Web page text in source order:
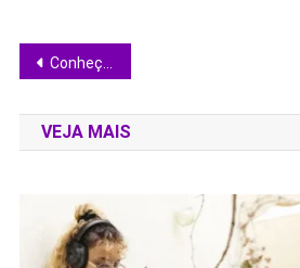
Navegação
de
Post
Conheça os 10 tablets para desenho que dominam 2026 e escolha o seu
VEJA MAIS